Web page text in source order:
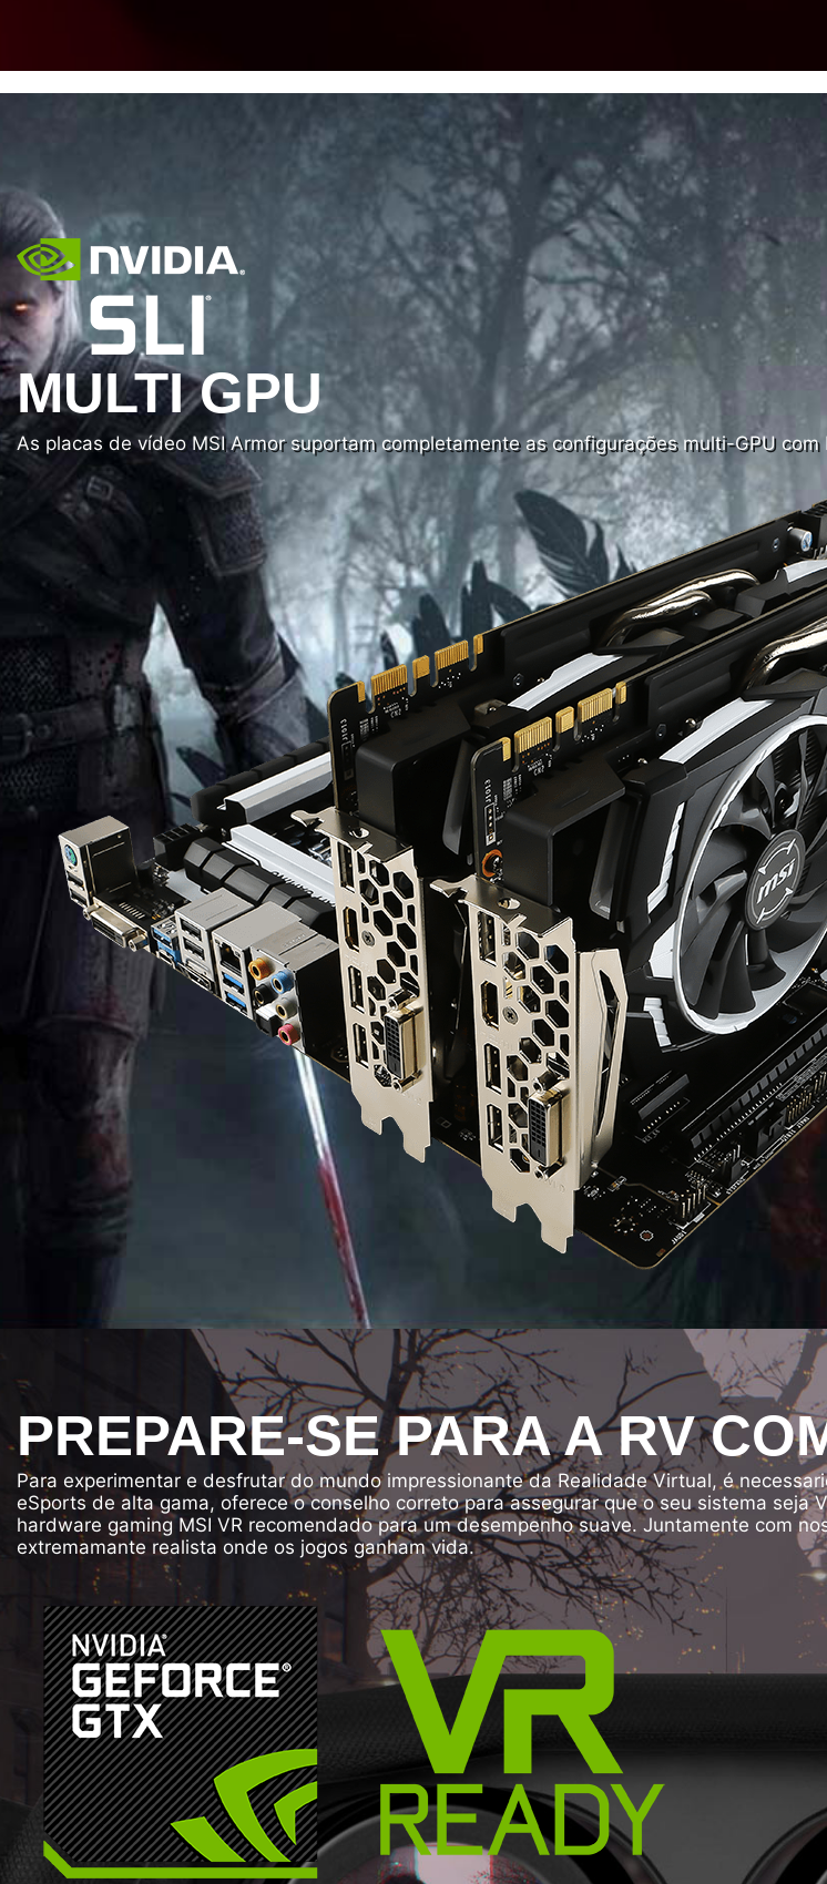
MULTI GPU
As placas de vídeo MSI Armor suportam completamente as configurações multi-GPU com
PREPARE-SE PARA A RV
Para experimentar e desfrutar do mundo impressionante da Realidade Virtual, é
eSports de alta gama, oferece o conselho correto para assegurar que o seu sistema seja
hardware gaming MSI VR recomendado para um desempenho suave. Juntamente com
extremamante realista onde os jogos ganham vida.